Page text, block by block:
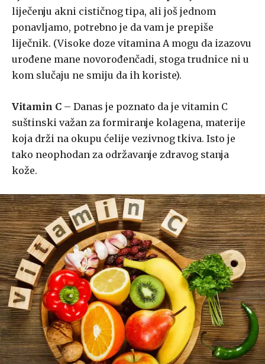
liječenju akni cističnog tipa, ali još jednom
ponavljamo, potrebno je da vam je prepiše
liječnik. (Visoke doze vitamina A mogu da izazovu
urođene mane novorođenčadi, stoga trudnice ni u
kom slučaju ne smiju da ih koriste).
Vitamin C – Danas je poznato da je vitamin C
suštinski važan za formiranje kolagena, materije
koja drži na okupu ćelije vezivnog tkiva. Isto je
tako neophodan za održavanje zdravog stanja
kože.